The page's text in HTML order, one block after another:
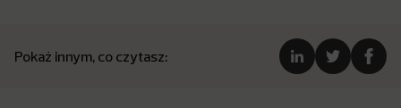
Pokaż innym, co czytasz: